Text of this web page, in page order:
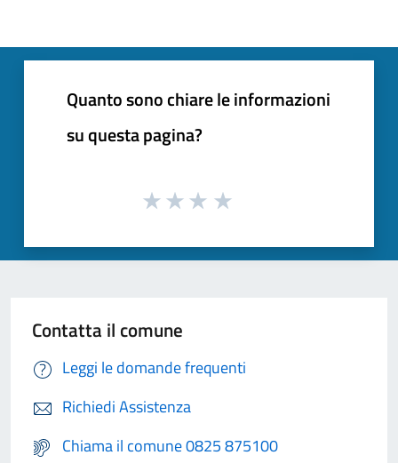
Quanto sono chiare le informazioni
su questa pagina?
Contatta il comune
Leggi le domande frequenti
Richiedi Assistenza
Chiama il comune 0825 875100